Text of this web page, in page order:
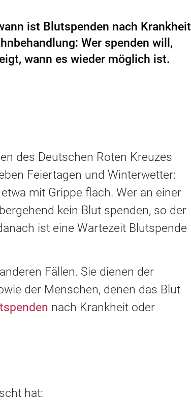
ist Blutspenden nach Krankheit
Wer spenden will,
wann es wieder möglich ist.
des Deutschen Roten Kreuzes
Feiertagen und Winterwetter:
mit Grippe flach. Wer an einer
kein Blut spenden, so der
ist eine Wartezeit Blutspende
Fällen. Sie dienen der
der Menschen, denen das Blut
nach Krankheit oder
hat: